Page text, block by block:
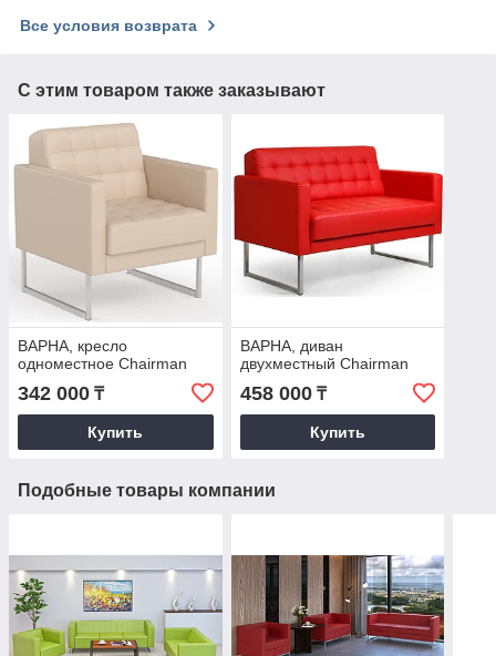
Все условия возврата
С этим товаром также заказывают
ВАРНА, кресло
одноместное Chairman
342 000 ₸
Купить
ВАРНА, диван
двухместный Chairman
458 000₸
Купить
Подобные товары компании